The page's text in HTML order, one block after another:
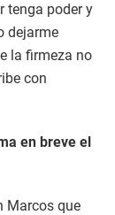
tenga poder y
dejarme
la firmeza no
con
en breve el
Marcos que